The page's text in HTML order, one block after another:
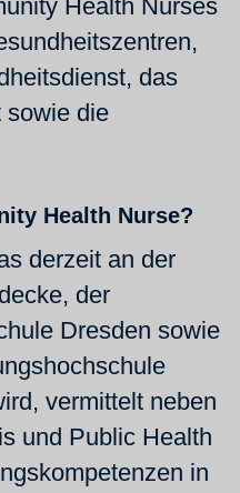
Health Nurses
das
sowie die
Health Nurse?
derzeit an der
der
Dresden sowie
vermittelt neben
und Public Health
in